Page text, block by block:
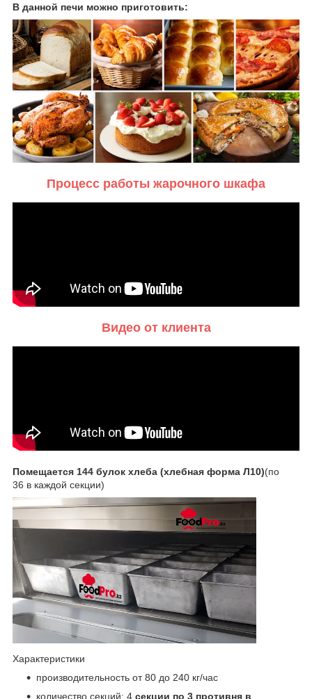
В данной печи можно приготовить:
Процесс работы жарочного шкафа
Видео от клиента
Помещается 144 булок хлеба (хлебная форма Л10)(по
36 в каждой секции)
Характеристики
производительность от 80 до 240 кг/час
количество секций: 4 секции по 3 противня в